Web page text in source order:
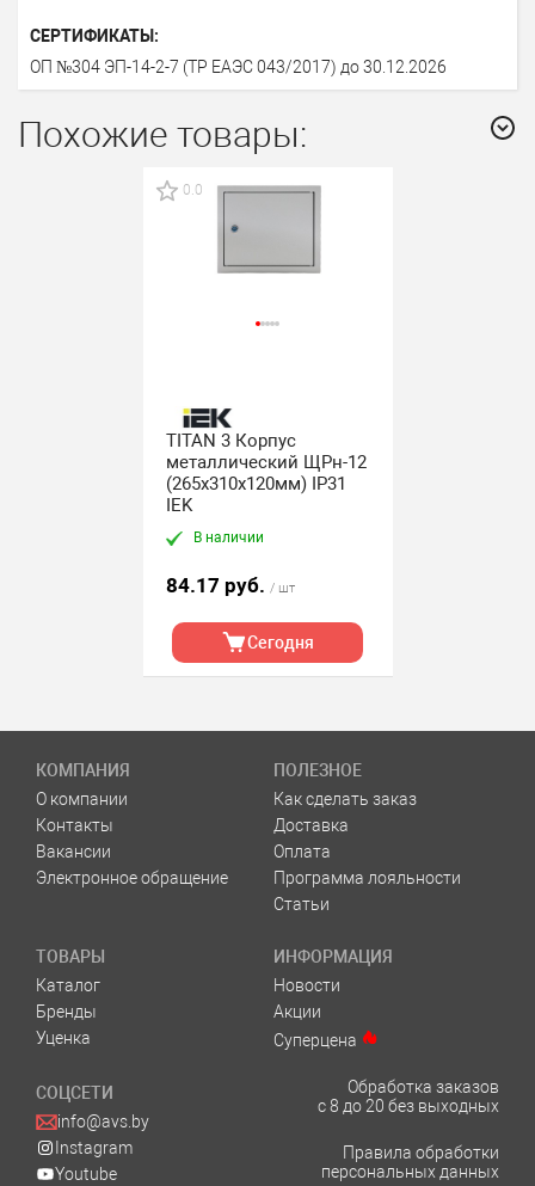
СЕРТИФИКАТЫ:
ОП №304 ЭП-14-2-7 (ТР ЕАЭС 043/2017) до 30.12.2026
Похожие товары:
0.0
TITAN 3 Корпус
металлический ЩРн-12
(265х310х120мм) IP31
IEK
В наличии
84.17 руб. / шт
Сегодня
КОМПАНИЯ
О компании
Контакты
Вакансии
Электронное обращение
ПОЛЕЗНОЕ
Как сделать заказ
Доставка
Оплата
Программа лояльности
Статьи
ТОВАРЫ
Каталог
Бренды
Уценка
ИНФОРМАЦИЯ
Новости
Акции
Суперцена
СОЦСЕТИ
info@avs.by
Instagram
Youtube
Обработка заказов
с 8 до 20 без выходных
Правила обработки
персональных данных